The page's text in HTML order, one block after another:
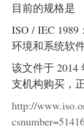
目前的规格是
ISO / IEC
环境和系统软
该文件于 2014
支机构购买，
http://